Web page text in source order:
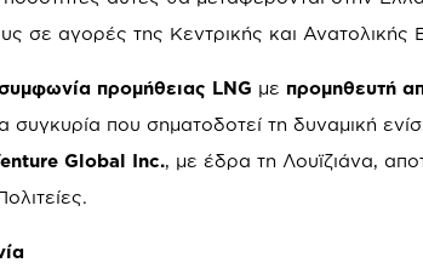
σε αγορές της Κεντρικής και Ανατολικής
προμήθειας LNG με προμηθευτή
που σηματοδοτεί τη δυναμική
Global Inc., με έδρα τη Λουϊζιάνα,